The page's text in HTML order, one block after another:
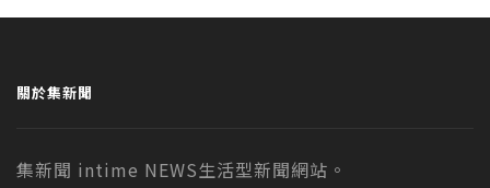
關於集新聞
集新聞 intime NEWS生活型新聞網站。